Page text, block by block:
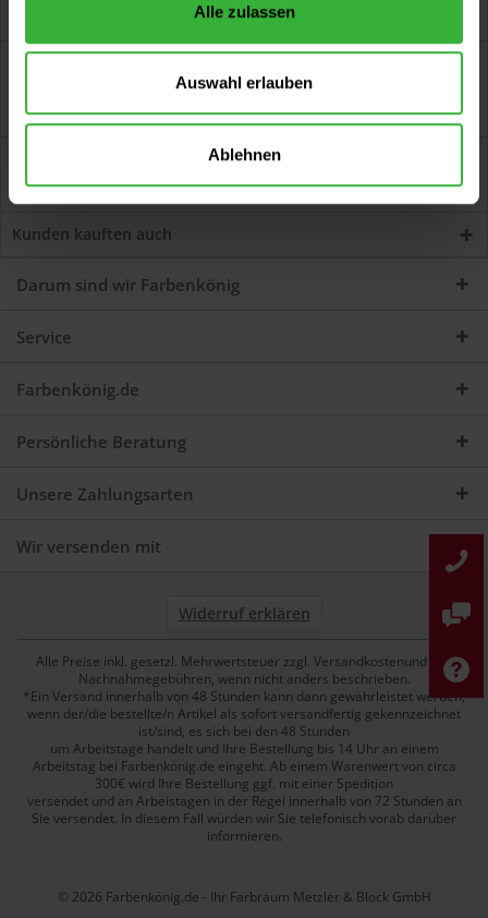
Alle zulassen
Auswahl erlauben
Ablehnen
Beschreibung
Mixol Uni-Abtönkonzentrat (Nr.10 Rot) Zum Abtönen von
Dispersions- und Alkydharzfarben. Zum...mehr
Jetzt Bewertungen zum Artikel lesen...mehr
Kunden kauften auch
Darum sind wir Farbenkönig
Service
Farbenkönig.de
Persönliche Beratung
Unsere Zahlungsarten
Wir versenden mit
Widerruf erklären
Alle Preise inkl. gesetzl. Mehrwertsteuer zzgl. Versandkostenund ggf.
Nachnahmegebühren, wenn nicht anders beschrieben.
*Ein Versand innerhalb von 48 Stunden kann dann gewährleistet werden,
wenn der/die bestellte/n Artikel als sofort versandfertig gekennzeichnet
ist/sind, es sich bei den 48 Stunden
um Arbeitstage handelt und Ihre Bestellung bis 14 Uhr an einem
Arbeitstag bei Farbenkönig.de eingeht. Ab einem Warenwert von circa
300€ wird Ihre Bestellung ggf. mit einer Spedition
versendet und an Arbeistagen in der Regel innerhalb von 72 Stunden an
Sie versendet. In diesem Fall würden wir Sie telefonisch vorab darüber
informieren.
© 2026 Farbenkönig.de - Ihr Farbraum Metzler & Block GmbH